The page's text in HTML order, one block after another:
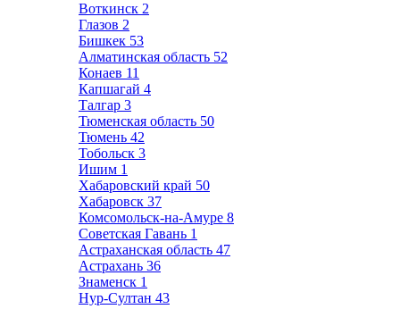
Воткинск 2
Глазов 2
Бишкек 53
Алматинская область 52
Конаев 11
Капшагай 4
Талгар 3
Тюменская область 50
Тюмень 42
Тобольск 3
Ишим 1
Хабаровский край 50
Хабаровск 37
Комсомольск-на-Амуре 8
Советская Гавань 1
Астраханская область 47
Астрахань 36
Знаменск 1
Нур-Султан 43